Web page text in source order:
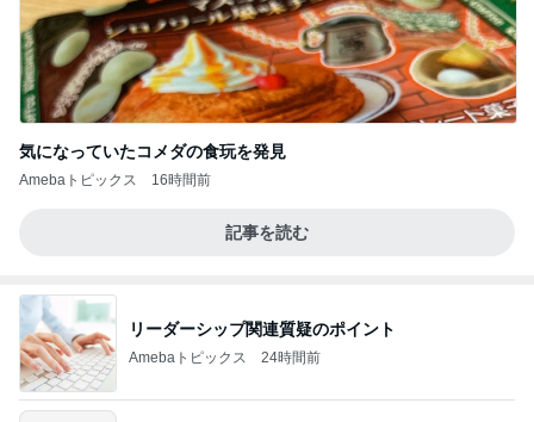
気になっていたコメダの食玩を発見
Amebaトピックス 16時間前
記事を読む
リーダーシップ関連質疑のポイント
Amebaトピックス 24時間前